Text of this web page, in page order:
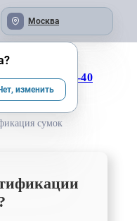
Москва
8 800 333-25-40
сумок
?
изменить